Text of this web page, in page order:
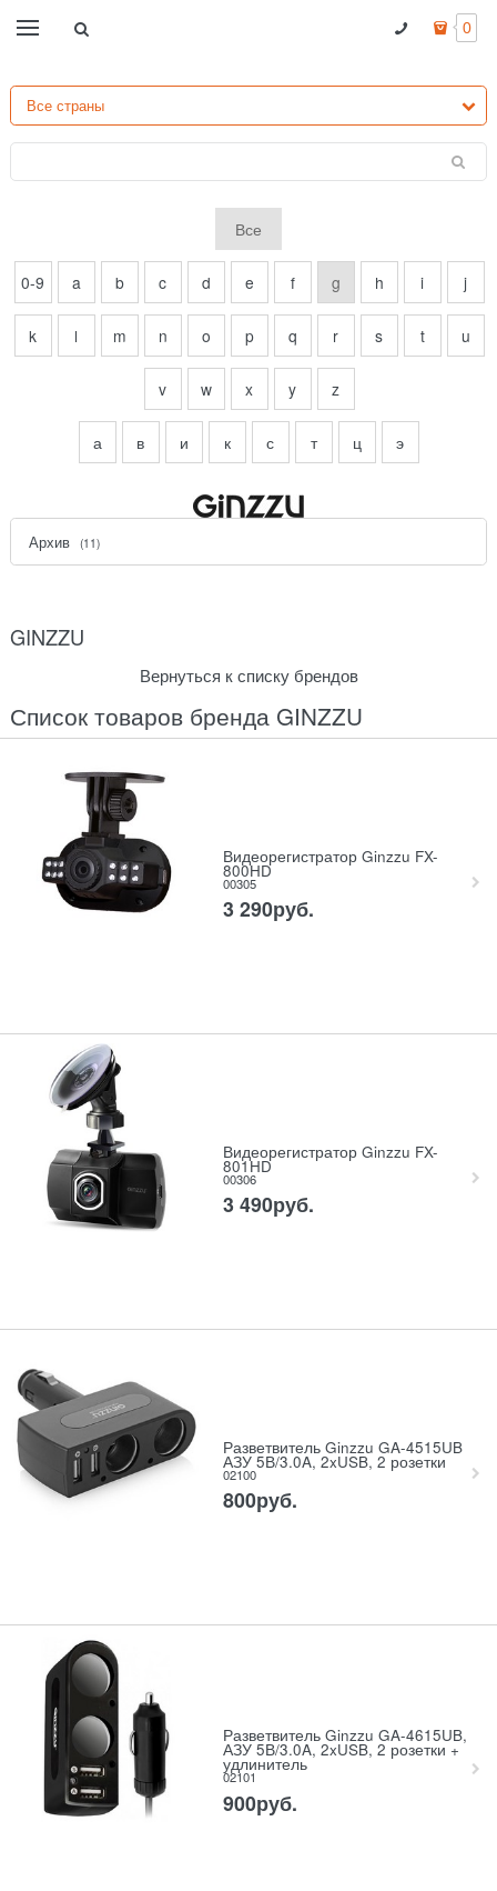
0
Все
0-9 a b c d e f g h i j
k l m n o p q r s t u
v w x y z
а в и к с т ц э
Архив (11)
GINZZU
Вернуться к списку брендов
Список товаров бренда GINZZU
Видеорегистратор Ginzzu FX-
800HD
00305
3 290руб.
Видеорегистратор Ginzzu FX-
801HD
00306
3 490руб.
Разветвитель Ginzzu GA-4515UB
АЗУ 5В/3.0A, 2xUSB, 2 розетки
02100
800руб.
Разветвитель Ginzzu GA-4615UB,
АЗУ 5В/3.0A, 2xUSB, 2 розетки +
удлинитель
02101
900руб.